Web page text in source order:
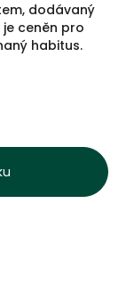
dodávaný
je ceněn pro
habitus.